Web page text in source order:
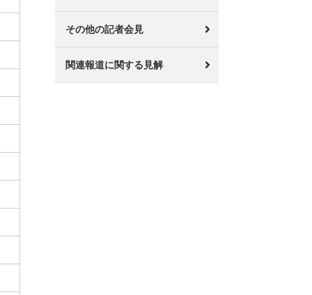
その他の記者会見
関連報道に関する見解